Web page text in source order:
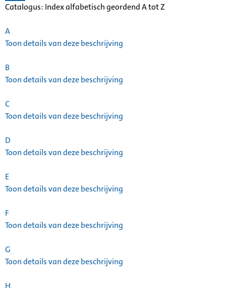
Catalogus: Index alfabetisch geordend A tot Z
A
Toon details van deze beschrijving
B
Toon details van deze beschrijving
C
Toon details van deze beschrijving
D
Toon details van deze beschrijving
E
Toon details van deze beschrijving
F
Toon details van deze beschrijving
G
Toon details van deze beschrijving
H